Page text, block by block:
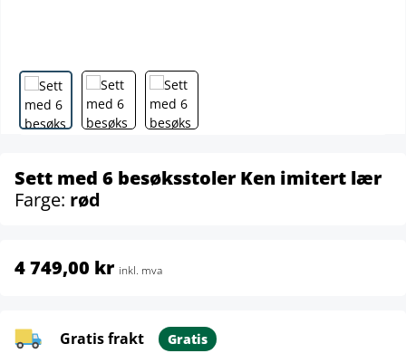
Sett med 6 besøksstoler Ken imitert lær
Farge: rød
4 749,00 kr inkl. mva
Gratis frakt Gratis